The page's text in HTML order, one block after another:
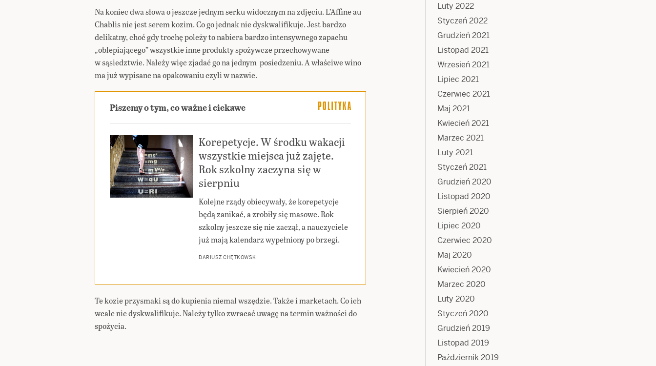
Na koniec dwa słowa o jeszcze jednym serku widocznym na zdjęciu. L’Affine au
Chablis nie jest serem kozim. Co go jednak nie dyskwalifikuje. Jest bardzo
delikatny, choć gdy trochę poleży to nabiera bardzo intensywnego zapachu
„oblepiającego” wszystkie inne produkty spożywcze przechowywane
w sąsiedztwie. Należy więc zjadać go na jednym posiedzeniu. A właściwe wino
ma już wypisane na opakowaniu czyli w nazwie.
Piszemy o tym, co ważne i ciekawe
Korepetycje. W środku wakacji
wszystkie miejsca już zajęte.
Rok szkolny zaczyna się w
sierpniu
Kolejne rządy obiecywały, że korepetycje
będą zanikać, a zrobiły się masowe. Rok
szkolny jeszcze się nie zaczął, a nauczyciele
już mają kalendarz wypełniony po brzegi.
DARIUSZ CHĘTKOWSKI
Te kozie przysmaki są do kupienia niemal wszędzie. Także i marketach. Co ich
wcale nie dyskwalifikuje. Należy tylko zwracać uwagę na termin ważności do
spożycia.
Luty 2022
Styczeń 2022
Grudzień 2021
Listopad 2021
Wrzesień 2021
Lipiec 2021
Czerwiec 2021
Maj 2021
Kwiecień 2021
Marzec 2021
Luty 2021
Styczeń 2021
Grudzień 2020
Listopad 2020
Sierpień 2020
Lipiec 2020
Czerwiec 2020
Maj 2020
Kwiecień 2020
Marzec 2020
Luty 2020
Styczeń 2020
Grudzień 2019
Listopad 2019
Październik 2019